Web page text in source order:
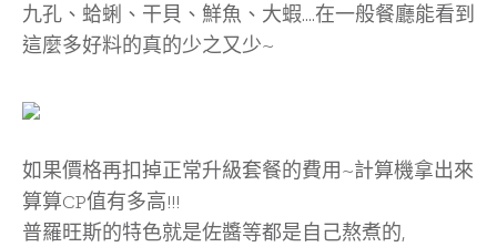
九孔、蛤蜊、干貝、鮮魚、大蝦….在一般餐廳能看到
這麼多好料的真的少之又少~
如果價格再扣掉正常升級套餐的費用~計算機拿出來
算算CP值有多高!!!
普羅旺斯的特色就是佐醬等都是自己熬煮的,